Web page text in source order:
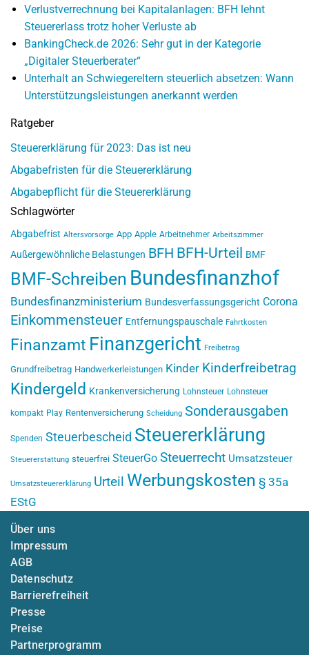
Verlustverrechnung bei Kapitalanlagen: BFH lehnt
Steuererlass trotz hoher Verluste ab
BankingCheck.de 2026: Sehr gut in der Kategorie
„Digitaler Steuerberater“
Unterhalt an Schwiegereltern steuerlich absetzen: Wann
Unterstützungsleistungen anerkannt werden
Ratgeber
Steuererklärung für 2023: Das ist neu
Abgabefristen für die Steuererklärung
Abgabepflicht für die Steuererklärung
Schlagwörter
Abgabefrist Altersvorsorge App Apple Arbeitnehmer Arbeitszimmer
Außergewöhnliche Belastungen BFH BFH-Urteil BMF
BMF-Schreiben Bundesfinanzhof
Bundesfinanzministerium Bundesverfassungsgericht Corona
Einkommensteuer Entfernungspauschale Fahrtkosten
Finanzamt Finanzgericht Freibetrag
Grundfreibetrag Handwerkerleistungen Kinder Kinderfreibetrag
Kindergeld Krankenversicherung Lohnsteuer Lohnsteuer
kompakt Play Rentenversicherung Scheidung Sonderausgaben
Spenden Steuerbescheid Steuererklärung
Steuererstattung steuerfrei SteuerGo Steuerrecht Umsatzsteuer
Umsatzsteuererklärung Urteil Werbungskosten § 35a
EStG
Über uns
Impressum
AGB
Datenschutz
Barrierefreiheit
Presse
Preise
Partnerprogramm